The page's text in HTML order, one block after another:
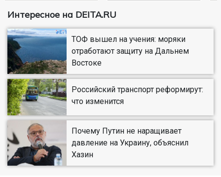
Интересное на DEITA.RU
ТОФ вышел на учения: моряки
отработают защиту на Дальнем
Востоке
Российский транспорт реформирут:
что изменится
Почему Путин не наращивает
давление на Украину, объяснил
Хазин